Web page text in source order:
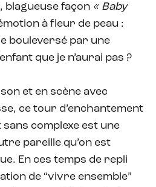
blagueuse façon « Baby
à fleur de peau :
bouleversé par une
que je n’aurai pas ?
et en scène avec
ce tour d’enchantement
sans complexe est une
pareille qu’on est
En ces temps de repli
de “vivre ensemble”